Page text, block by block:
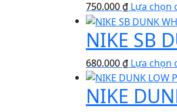
750.000₫ Lựa chọn
NIKE SB
680.000₫ Lựa chọn
NIKE